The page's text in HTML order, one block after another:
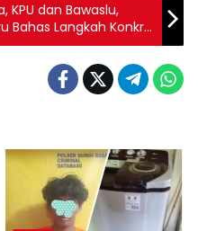
KPU dan Bawaslu,
Bahas Langkah Konkrit